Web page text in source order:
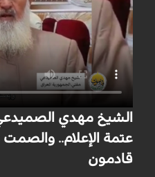
الشيخ مهدي
عتمة الإعلام.. والصمت
قادمون